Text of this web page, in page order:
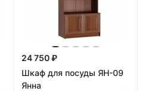
24 750 ₽
Шкаф для посуды ЯН-09
Янна